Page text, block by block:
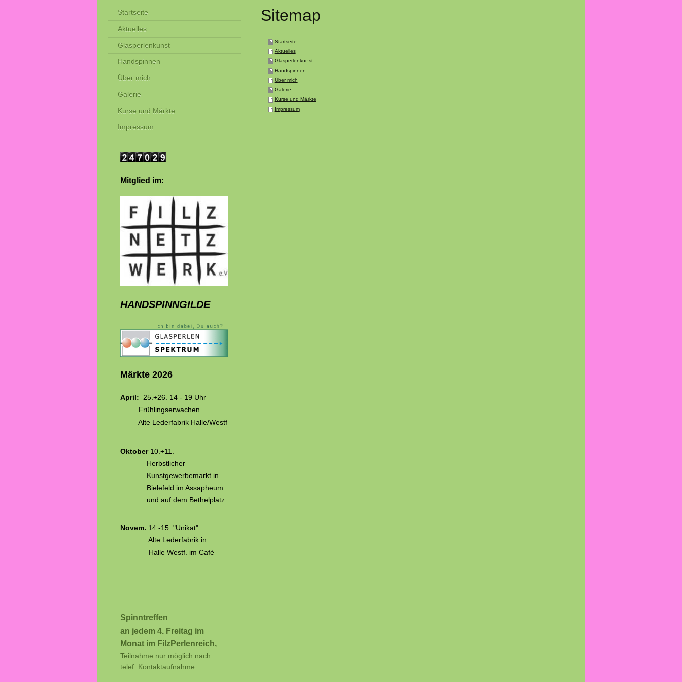
Sitemap
Startseite
Aktuelles
Glasperlenkunst
Handspinnen
Über mich
Galerie
Kurse und Märkte
Impressum
Startseite
Aktuelles
Glasperlenkunst
Handspinnen
Über mich
Galerie
Kurse und Märkte
Impressum
Mitglied im:
HANDSPINNGILDE
Märkte 2026
April: 25.+26. 14 - 19 Uhr
Frühlingserwachen
Alte Lederfabrik Halle/Westf
Oktober 10.+11.
Herbstlicher
Kunstgewerbemarkt in
Bielefeld im Assapheum
und auf dem Bethelplatz
Novem. 14.-15. "Unikat"
Alte Lederfabrik in
Halle Westf. im Café
Spinntreffen
an jedem 4. Freitag im
Monat im FilzPerlenreich,
Teilnahme nur möglich nach
telef. Kontaktaufnahme